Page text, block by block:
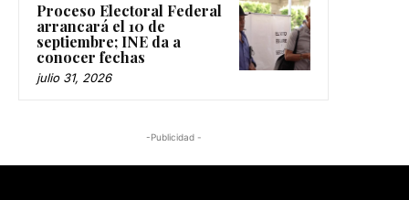
Proceso Electoral Federal
arrancará el 10 de
septiembre; INE da a
conocer fechas
julio 31, 2026
-Publicidad -